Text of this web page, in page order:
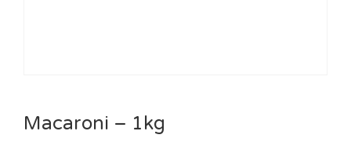
Macaroni – 1kg